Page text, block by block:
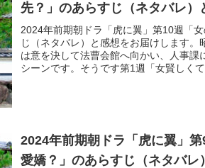
先？」のあらすじ（ネタバレ）
2024年前期朝ドラ「虎に翼」第10週「
じ（ネタバレ）と感想をお届けします
は意を決して法曹会館へ向かい、人事課
シーンです。そうです第1週「女賢しくて
2024年前期朝ドラ「虎に翼」
愛嬌？」のあらすじ（ネタバレ